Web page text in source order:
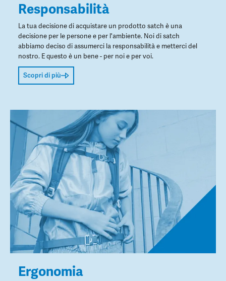
Responsabilità
La tua decisione di acquistare un prodotto satch è una
decisione per le persone e per l'ambiente. Noi di satch
abbiamo deciso di assumerci la responsabilità e metterci del
nostro. E questo è un bene - per noi e per voi.
Scopri di più
Ergonomia